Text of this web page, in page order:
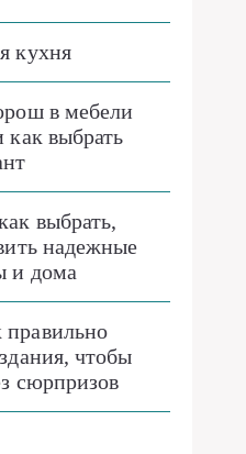
кухня
в мебели
как выбрать
выбрать,
надежные
и дома
чтобы
сюрпризов